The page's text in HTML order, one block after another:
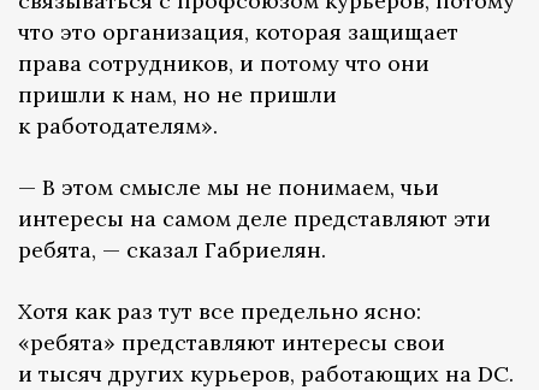
что это организация, которая защищает
права сотрудников, и потому что они
пришли к нам, но не пришли
к работодателям».
— В этом смысле мы не понимаем, чьи
интересы на самом деле представляют эти
ребята, — сказал Габриелян.
Хотя как раз тут все предельно ясно:
«ребята» представляют интересы свои
и тысяч других курьеров, работающих на DC.